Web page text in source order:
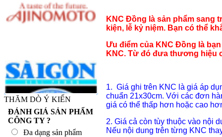
THĂM DÒ Ý KIẾN
ĐÁNH GIÁ SẢN PHẨM
CÔNG TY ?
Đa dạng sản phẩm
KNC Đồng là sản phẩm sang
kiện, lễ kỷ niệm. Bạn có thể
Ưu điểm của KNC Đồng là
KNC. Từ đó đưa thương hiệu
1. Giá ghi trên KNC là giá áp
chuẩn 21x30cm. Với các đơn
giá có thể thấp hơn hoặc cao
2. Giá cả còn tùy thuộc vào nội
Nếu nội dung trên từng KNC